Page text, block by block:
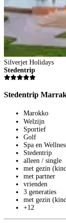
Silverjet Holidays
Stedentrip
Stedentrip
Marokko
Welzijn
Sportief
Golf
Spa en
Stedentrip
alleen / single
met gezin
met partner
vrienden
3 generaties
met gezin
+12